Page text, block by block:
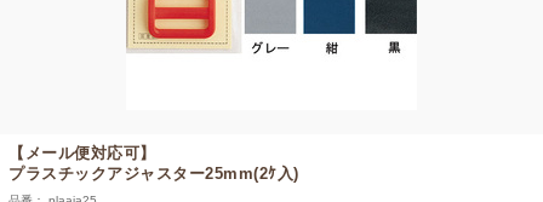
【メール便対応可】
プラスチックアジャスター25mm(2ｹ入)